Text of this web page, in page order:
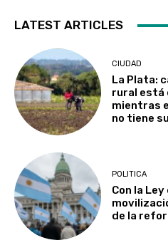
LATEST ARTICLES
CIUDAD
La Plata:
rural está
mientras
no tiene
POLITICA
Con la
de la